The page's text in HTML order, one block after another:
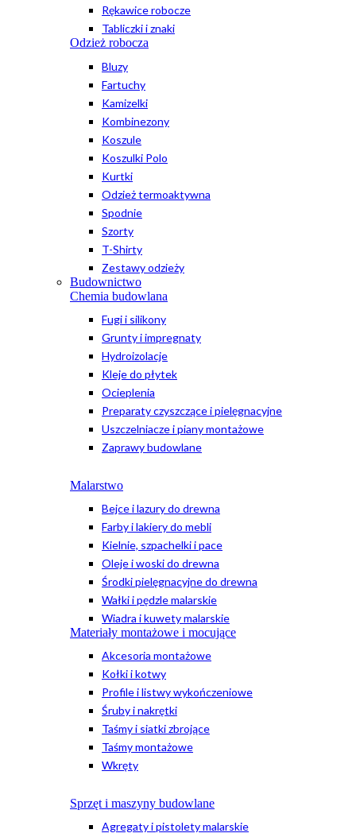
Rękawice robocze
Tabliczki i znaki
Odzież robocza
Bluzy
Fartuchy
Kamizelki
Kombinezony
Koszule
Koszulki Polo
Kurtki
Odzież termoaktywna
Spodnie
Szorty
T-Shirty
Zestawy odzieży
Budownictwo
Chemia budowlana
Fugi i silikony
Grunty i impregnaty
Hydroizolacje
Kleje do płytek
Ocieplenia
Preparaty czyszczące i pielęgnacyjne
Uszczelniacze i piany montażowe
Zaprawy budowlane
Malarstwo
Bejce i lazury do drewna
Farby i lakiery do mebli
Kielnie, szpachelki i pace
Oleje i woski do drewna
Środki pielęgnacyjne do drewna
Wałki i pędzle malarskie
Wiadra i kuwety malarskie
Materiały montażowe i mocujące
Akcesoria montażowe
Kołki i kotwy
Profile i listwy wykończeniowe
Śruby i nakrętki
Taśmy i siatki zbrojące
Taśmy montażowe
Wkręty
Sprzęt i maszyny budowlane
Agregaty i pistolety malarskie